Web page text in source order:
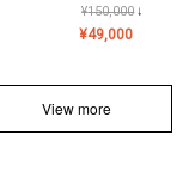
¥150,000↓
¥49,000
View more